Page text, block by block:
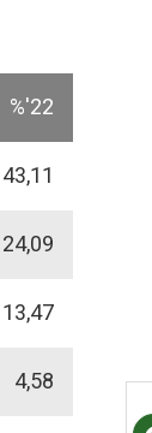
%'22
43,11
24,09
13,47
4,58